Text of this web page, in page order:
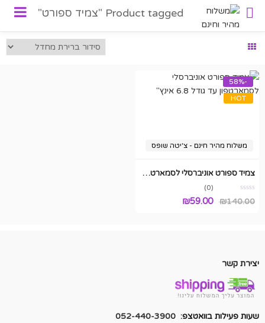
Product tagged "צמיד ספורט"
-58%
HOT
משלוח מהיר חינם - צ'יטה שופס
צמיד ספורט אוניברסלי לסמארטפון עד גודל 6.8 אינץ"
(0)
₪140.00
המחיר₪59.00
יצירת קשר
שעות פעילות בוואטצפ: 052-440-3900